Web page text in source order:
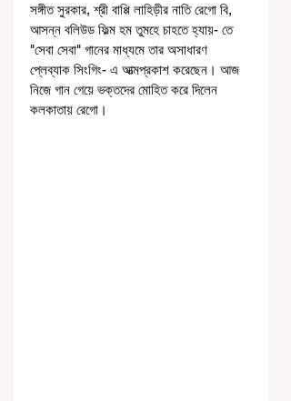
সঙ্গীত সুরকার, শ্রী বাপ্পি লাহিড়ীর নাতি রেগো বি,
আসন্ন বলিউড ফিল্ম হম তুমহে চাহতে হ্যায়- তে
"সেবা সেবা" গানের মাধ্যমে তার অসাধারণ
প্লেব্যাক সিংগিং- এ আত্মপ্রকাশ করেছেন। আজ
নিজে গান গেয়ে ভক্তদের মোহিত করে দিলেন
কলকাতায় রেগো।